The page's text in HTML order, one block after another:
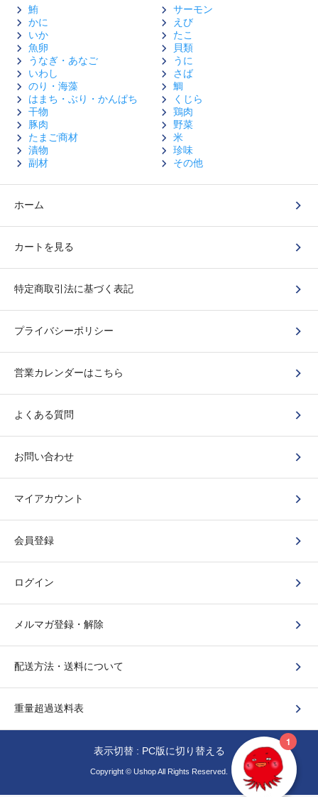
鮪
サーモン
かに
えび
いか
たこ
魚卵
貝類
うなぎ・あなご
うに
いわし
さば
のり・海藻
鯛
はまち・ぶり・かんぱち
くじら
干物
鶏肉
豚肉
野菜
たまご商材
米
漬物
珍味
副材
その他
ホーム
カートを見る
特定商取引法に基づく表記
プライバシーポリシー
営業カレンダーはこちら
よくある質問
お問い合わせ
マイアカウント
会員登録
ログイン
メルマガ登録・解除
配送方法・送料について
重量超過送料表
表示切替 : PC版に切り替える
Copyright © Ushop All Rights Reserved.